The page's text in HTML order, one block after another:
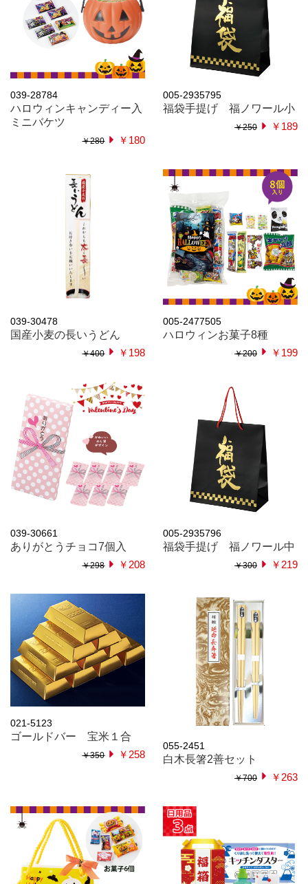
039-28784
ハロウィンキャンディー入
ミニバケツ
￥280 ￥180
005-2935795
福袋手提げ 福ノワール小
￥250 ￥189
039-30478
国産小麦の長いうどん
￥400 ￥198
005-2477505
ハロウィンお菓子8種
￥200 ￥199
039-30661
ありがとうチョコ7個入
￥298 ￥208
005-2935796
福袋手提げ 福ノワール中
￥300 ￥219
021-5123
ゴールドバー 宝米１合
￥350 ￥258
055-2451
白木長箸2善セット
￥700 ￥263